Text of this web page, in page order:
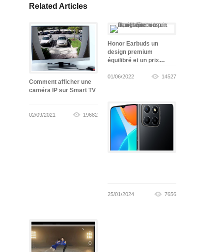
Related Articles
Comment afficher une
caméra IP sur Smart TV
02/09/2021 19682
Honor Earbuds un
design premium
équilibré et un prix
01/06/2022 14527
25/01/2024 7656